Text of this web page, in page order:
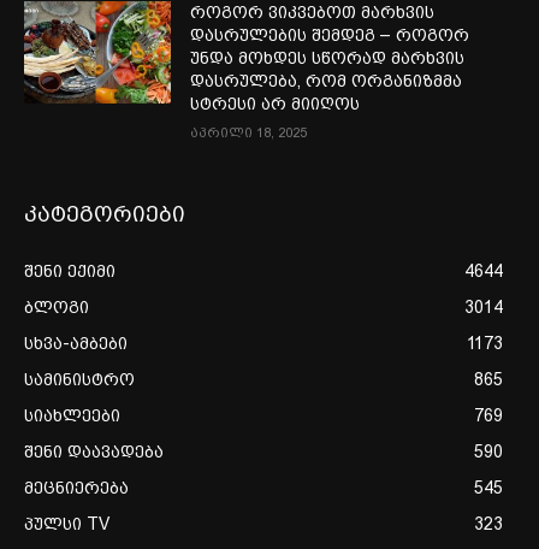
როგორ ვიკვებოთ მარხვის
დასრულების შემდეგ – როგორ
უნდა მოხდეს სწორად მარხვის
დასრულება, რომ ორგანიზმმა
სტრესი არ მიიღოს
აპრილი 18, 2025
კატეგორიები
შენი ექიმი
4644
ბლოგი
3014
სხვა-ამბები
1173
სამინისტრო
865
სიახლეები
769
შენი დაავადება
590
მეცნიერება
545
პულსი TV
323